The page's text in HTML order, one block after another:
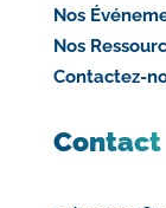
Nos
Nos
Contactez-
Contact